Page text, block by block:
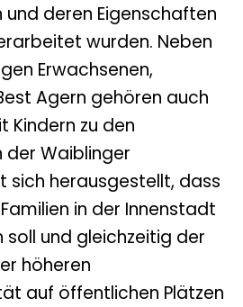
und deren Eigenschaften
wurden. Neben
Erwachsenen,
Agern gehören auch
Kindern zu den
der Waiblinger
sich herausgestellt, dass
in der Innenstadt
und gleichzeitig der
höheren
auf öffentlichen Plätzen